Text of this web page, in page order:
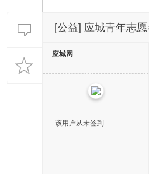
[公益] 应城青年志
应城网
该用户从未签到